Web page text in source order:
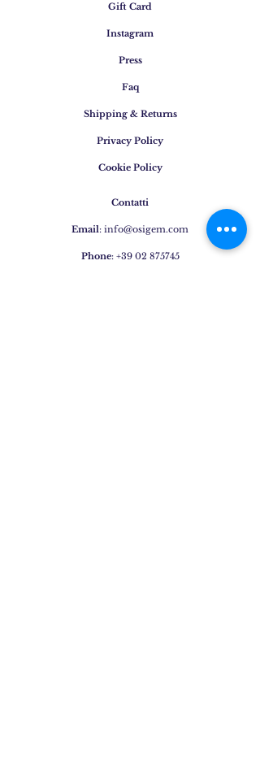
Gift Card
Instagram
Press
Faq
Shipping & Returns
Privacy Policy
Cookie Policy
Contatti
Email: info@osigem.com
Phone: +39 02 875745